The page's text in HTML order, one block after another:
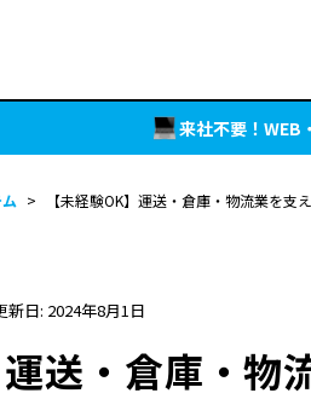
来社不要！WEB
> 【未経験OK】運送・倉庫・物流業を
新日: 2024年8月1日
運送・倉庫・